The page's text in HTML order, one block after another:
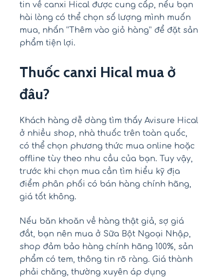
tin về canxi Hical được cung cấp, nếu bạn
hài lòng có thể chọn số lượng mình muốn
mua, nhấn “Thêm vào giỏ hàng” để đặt sản
phẩm tiện lợi.
Thuốc canxi Hical mua ở
đâu?
Khách hàng dễ dàng tìm thấy Avisure Hical
ở nhiều shop, nhà thuốc trên toàn quốc,
có thể chọn phương thức mua online hoặc
offline tùy theo nhu cầu của bạn. Tuy vậy,
trước khi chọn mua cần tìm hiểu kỹ địa
điểm phân phối có bán hàng chính hãng,
giá tốt không.
Nếu băn khoăn về hàng thật giả, sợ giá
đắt, bạn nên mua ở Sữa Bột Ngoại Nhập,
shop đảm bảo hàng chính hãng 100%, sản
phẩm có tem, thông tin rõ ràng. Giá thành
phải chăng, thường xuyên áp dụng